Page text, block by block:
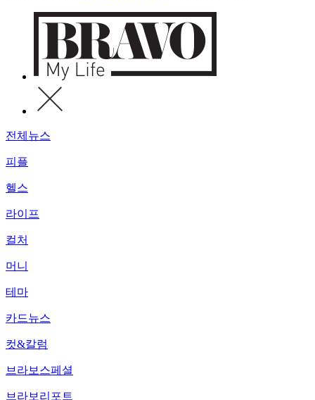
전체뉴스
피플
헬스
라이프
컬처
머니
테마
카드뉴스
컷&칼럼
브라보스페셜
브라보리포트